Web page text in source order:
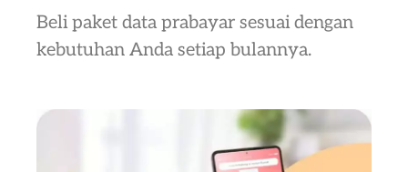
Beli paket data prabayar sesuai dengan
kebutuhan Anda setiap bulannya.